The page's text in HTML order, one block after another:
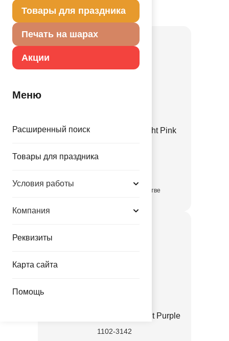
Товары для праздника
Печать на шарах
Акции
Меню
Расширенный поиск
Товары для праздника
Условия работы
Компания
Реквизиты
Карта сайта
Помощь
Товар из коллекцииРозовая
Е 12" Пастель Retro Twilight Pink
в достаточном количестве
Е 12" Пастель Retro Twilight Purple
1102-3142